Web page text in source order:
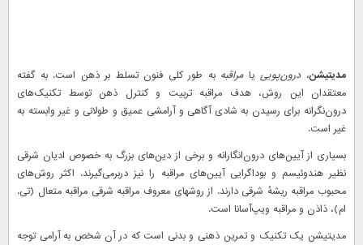
مدیتیشن، درون‌پویییامراقبه به طور کلی فنون تسلط بر ذهن است. به گفته
معتقدان این روش، هدف مراقبه تربیت و کنترل ذهن توسط تکنیک‌های
درون‌نگرانه برای رسیدن به شادی آگاهی و آرامشی عمیق و طولانی و غیر وابسته به
غیر است.
بسیاری از آیین‌های درون‌انگارانه و برخی از دین‌های بزرگ به خصوص ادیان شرقی
نظیر هندوئیسم و بوداگرایی آیین‌های مراقبه را نیز دربرمی‌گیرند. اکثر روش‌های
محبوب مراقبه ریشهٔ شرقی دارند. از روشهای معروف مراقبه شرقی مراقبه متعال (تی.
ام)، ذاذن و مراقبه ویپ‌آسانا است.
مدیتیشن یک تکنیک و تمرین ذهنی و بدنی است که در آن شخص به آرامی توجه